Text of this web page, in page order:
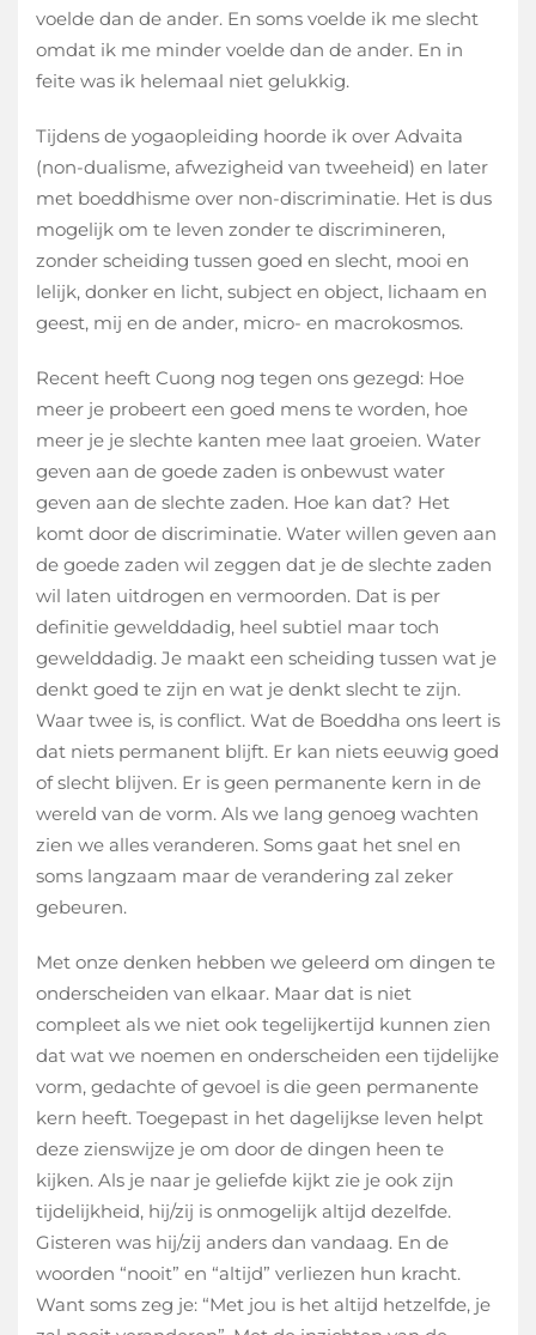
voelde dan de ander. En soms voelde ik me slecht
omdat ik me minder voelde dan de ander. En in
feite was ik helemaal niet gelukkig.
Tijdens de yogaopleiding hoorde ik over Advaita
(non-dualisme, afwezigheid van tweeheid) en later
met boeddhisme over non-discriminatie. Het is dus
mogelijk om te leven zonder te discrimineren,
zonder scheiding tussen goed en slecht, mooi en
lelijk, donker en licht, subject en object, lichaam en
geest, mij en de ander, micro- en macrokosmos.
Recent heeft Cuong nog tegen ons gezegd: Hoe
meer je probeert een goed mens te worden, hoe
meer je je slechte kanten mee laat groeien. Water
geven aan de goede zaden is onbewust water
geven aan de slechte zaden. Hoe kan dat? Het
komt door de discriminatie. Water willen geven aan
de goede zaden wil zeggen dat je de slechte zaden
wil laten uitdrogen en vermoorden. Dat is per
definitie gewelddadig, heel subtiel maar toch
gewelddadig. Je maakt een scheiding tussen wat je
denkt goed te zijn en wat je denkt slecht te zijn.
Waar twee is, is conflict. Wat de Boeddha ons leert is
dat niets permanent blijft. Er kan niets eeuwig goed
of slecht blijven. Er is geen permanente kern in de
wereld van de vorm. Als we lang genoeg wachten
zien we alles veranderen. Soms gaat het snel en
soms langzaam maar de verandering zal zeker
gebeuren.
Met onze denken hebben we geleerd om dingen te
onderscheiden van elkaar. Maar dat is niet
compleet als we niet ook tegelijkertijd kunnen zien
dat wat we noemen en onderscheiden een tijdelijke
vorm, gedachte of gevoel is die geen permanente
kern heeft. Toegepast in het dagelijkse leven helpt
deze zienswijze je om door de dingen heen te
kijken. Als je naar je geliefde kijkt zie je ook zijn
tijdelijkheid, hij/zij is onmogelijk altijd dezelfde.
Gisteren was hij/zij anders dan vandaag. En de
woorden “nooit” en “altijd” verliezen hun kracht.
Want soms zeg je: “Met jou is het altijd hetzelfde, je